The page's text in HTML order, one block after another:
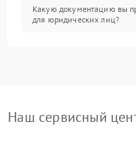
Какую документацию вы
для юридических лиц?
Наш сервисный